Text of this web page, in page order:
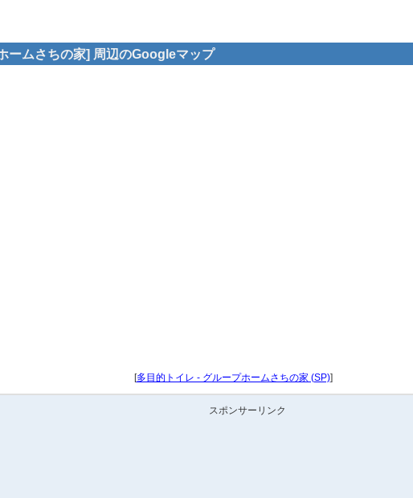
ームさちの家] 周辺のGoogleマップ
[多目的トイレ - グループホームさちの家 (SP)]
スポンサーリンク